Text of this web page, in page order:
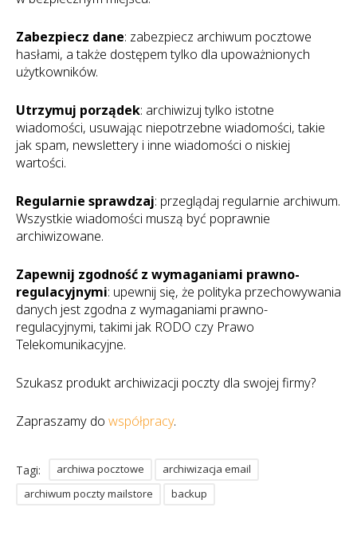
Zabezpiecz dane: zabezpiecz archiwum pocztowe
hasłami, a także dostępem tylko dla upoważnionych
użytkowników.
Utrzymuj porządek: archiwizuj tylko istotne
wiadomości, usuwając niepotrzebne wiadomości, takie
jak spam, newslettery i inne wiadomości o niskiej
wartości.
Regularnie sprawdzaj: przeglądaj regularnie archiwum.
Wszystkie wiadomości muszą być poprawnie
archiwizowane.
Zapewnij zgodność z wymaganiami prawno-
regulacyjnymi: upewnij się, że polityka przechowywania
danych jest zgodna z wymaganiami prawno-
regulacyjnymi, takimi jak RODO czy Prawo
Telekomunikacyjne.
Szukasz produkt archiwizacji poczty dla swojej firmy?
Zapraszamy do współpracy.
Tagi: archiwa pocztowe
archiwizacja email
archiwum poczty mailstore
backup